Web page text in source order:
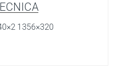
1356×320